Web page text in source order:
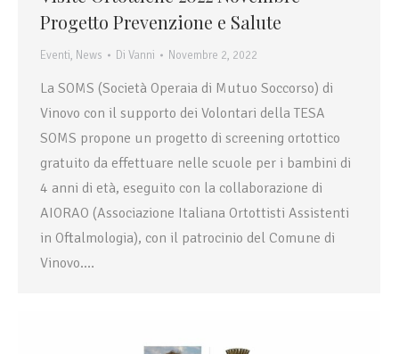
Progetto Prevenzione e Salute
Eventi, News Di Vanni Novembre 2, 2022
La SOMS (Società Operaia di Mutuo Soccorso) di
Vinovo con il supporto dei Volontari della TESA
SOMS propone un progetto di screening ortottico
gratuito da effettuare nelle scuole per i bambini di
4 anni di età, eseguito con la collaborazione di
AIORAO (Associazione Italiana Ortottisti Assistenti
in Oftalmologia), con il patrocinio del Comune di
Vinovo.…